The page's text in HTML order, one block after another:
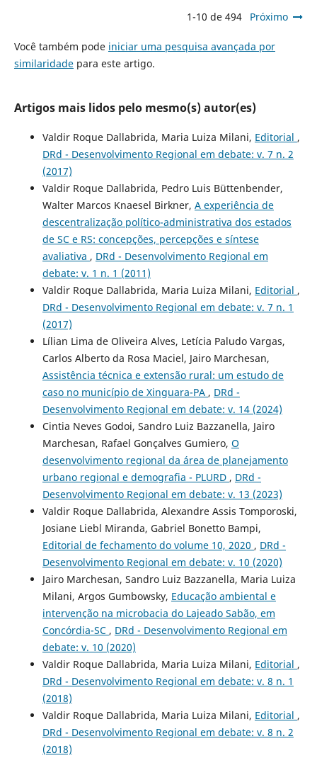
1-10 de 494 Próximo
Você também pode iniciar uma pesquisa avançada por
similaridadepara este artigo.
Artigos mais lidos pelo mesmo(s) autor(es)
Valdir Roque Dallabrida, Maria Luiza Milani, Editorial ,
DRd - Desenvolvimento Regional em debate: v. 7 n. 2
(2017)
Valdir Roque Dallabrida, Pedro Luis Büttenbender,
Walter Marcos Knaesel Birkner, A experiência de
descentralização político-administrativa dos estados
de SC e RS: concepções, percepções e síntese
avaliativa , DRd - Desenvolvimento Regional em
debate: v. 1 n. 1 (2011)
Valdir Roque Dallabrida, Maria Luiza Milani, Editorial ,
DRd - Desenvolvimento Regional em debate: v. 7 n. 1
(2017)
Lílian Lima de Oliveira Alves, Letícia Paludo Vargas,
Carlos Alberto da Rosa Maciel, Jairo Marchesan,
Assistência técnica e extensão rural: um estudo de
caso no município de Xinguara-PA , DRd -
Desenvolvimento Regional em debate: v. 14 (2024)
Cintia Neves Godoi, Sandro Luiz Bazzanella, Jairo
Marchesan, Rafael Gonçalves Gumiero, O
desenvolvimento regional da área de planejamento
urbano regional e demografia - PLURD , DRd -
Desenvolvimento Regional em debate: v. 13 (2023)
Valdir Roque Dallabrida, Alexandre Assis Tomporoski,
Josiane Liebl Miranda, Gabriel Bonetto Bampi,
Editorial de fechamento do volume 10, 2020 , DRd -
Desenvolvimento Regional em debate: v. 10 (2020)
Jairo Marchesan, Sandro Luiz Bazzanella, Maria Luiza
Milani, Argos Gumbowsky, Educação ambiental e
intervenção na microbacia do Lajeado Sabão, em
Concórdia-SC , DRd - Desenvolvimento Regional em
debate: v. 10 (2020)
Valdir Roque Dallabrida, Maria Luiza Milani, Editorial ,
DRd - Desenvolvimento Regional em debate: v. 8 n. 1
(2018)
Valdir Roque Dallabrida, Maria Luiza Milani, Editorial ,
DRd - Desenvolvimento Regional em debate: v. 8 n. 2
(2018)